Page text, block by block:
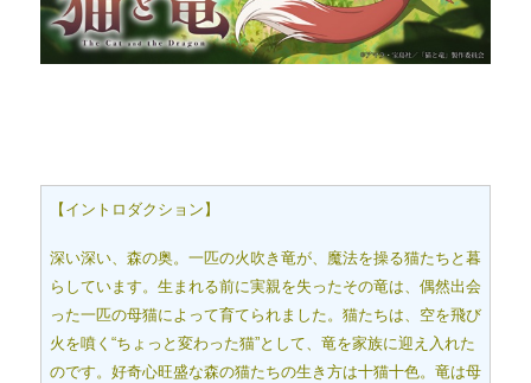
【イントロダクション】
深い深い、森の奥。一匹の火吹き竜が、魔法を操る猫たちと暮
らしています。生まれる前に実親を失ったその竜は、偶然出会
った一匹の母猫によって育てられました。猫たちは、空を飛び
火を噴く“ちょっと変わった猫”として、竜を家族に迎え入れた
のです。好奇心旺盛な森の猫たちの生き方は十猫十色。竜は母